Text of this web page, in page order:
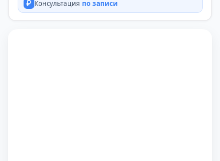
Консультация по записи